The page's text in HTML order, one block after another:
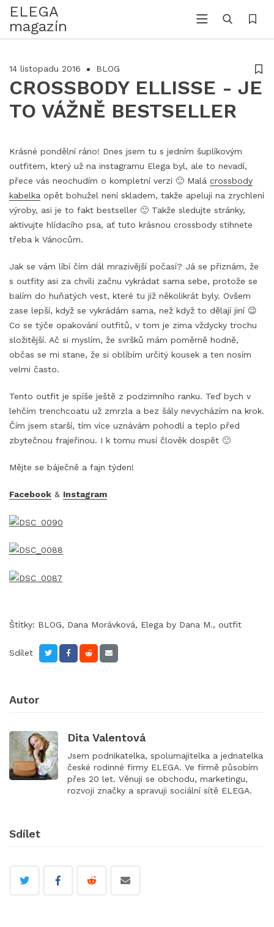
ELEGA
magazín
14 listopadu 2016 BLOG
CROSSBODY ELLISSE - JE
TO VÁŽNĚ BESTSELLER
Krásné pondělní ráno! Dnes jsem tu s jedním šuplíkovým
outfitem, který už na instagramu Elega byl, ale to nevadí,
přece vás neochudím o kompletní verzi 🙂 Malá crossbody
kabelka opět bohužel není skladem, takže apeluji na zrychlení
výroby, asi je to fakt bestseller 🙂 Takže sledujte stránky,
aktivujte hlídacího psa, ať tuto krásnou crossbody stihnete
třeba k Vánocům.
Jak se vám líbí čím dál mrazivější počasí? Já se přiznám, že
s outfity asi za chvíli začnu vykrádat sama sebe, protože se
balím do huňatých vest, které tu již několikrát byly. Ovšem
zase lepší, když se vykrádám sama, než když to dělají jiní 😉
Co se týče opakování outfitů, v tom je zima vždycky trochu
složitější. Ač si myslím, že svršků mám poměrně hodně,
občas se mi stane, že si oblíbím určitý kousek a ten nosím
velmi často.
Tento outfit je spíše ještě z podzimního ranku. Teď bych v
lehčím trenchcoatu už zmrzla a bez šály nevycházím na krok.
Čím jsem starší, tím více uznávám pohodlí a teplo před
zbytečnou frajeřinou. I k tomu musí člověk dospět 🙂
Mějte se báječně a fajn týden!
Facebook & Instagram
Štítky: BLOG, Dana Morávková, Elega by Dana M., outfit
Sdílet
Autor
Dita Valentová
Jsem podnikatelka, spolumajitelka a jednatelka
české rodinné firmy ELEGA. Ve firmě působím
přes 20 let. Věnuji se obchodu, marketingu,
rozvoji značky a spravuji sociální sítě ELEGA.
Sdílet